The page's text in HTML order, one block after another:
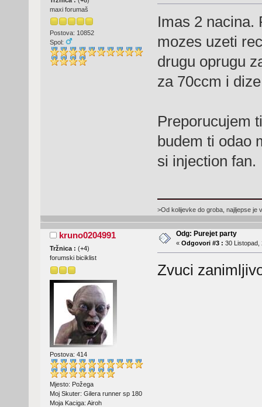
maxi forumaš
Postova: 10852
Spol:
Imas 2 nacina.
mozes uzeti
drugu oprugu
za 70ccm i
Preporucujem
budem ti odao
si injection fan.
>Od kolijevke do groba, najljepse je
kruno0204991
Tržnica : (+4)
forumski biciklist
Postova: 414
Mjesto: Požega
Moj Skuter: Gilera runner sp 180
Moja Kaciga: Airoh
Odg: Purejet party
« Odgovori #3 : 30 Listopad,
Zvuci